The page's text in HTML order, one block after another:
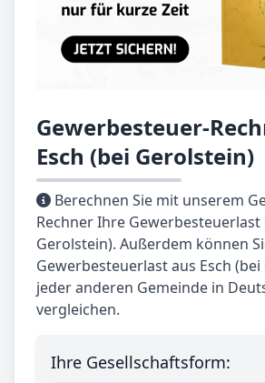
Gewerbesteuer-
Esch (bei Gerolstein)
Berechnen Sie mit unserem
Rechner Ihre Gewerbesteuerlast
Gerolstein). Außerdem können
Gewerbesteuerlast aus Esch
jeder anderen Gemeinde in
vergleichen.
Ihre Gesellschaftsform: